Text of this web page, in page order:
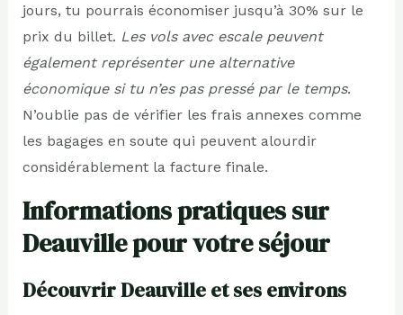
jours, tu pourrais économiser jusqu’à 30% sur le
prix du billet. Les vols avec escale peuvent
également représenter une alternative
économique si tu n’es pas pressé par le temps.
N’oublie pas de vérifier les frais annexes comme
les bagages en soute qui peuvent alourdir
considérablement la facture finale.
Informations pratiques sur
Deauville pour votre séjour
Découvrir Deauville et ses environs